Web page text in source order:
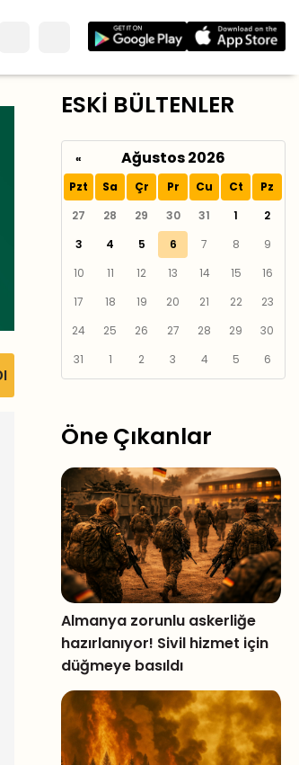
ESKİ BÜLTENLER
« Ağustos 2026
Pzt Sa Çr Pr Cu Ct
Pz
27
28 29 30 31 1
2
3
4 5 6 7 8
9
10
11 12 13 14 15
16
17
18 19 20 21 22
23
24
25 26 27 28 29
30
31
1 2 3 4 5 6
Öne Çıkanlar
Almanya zorunlu askerliğe
hazırlanıyor! Sivil hizmet için
düğmeye basıldı